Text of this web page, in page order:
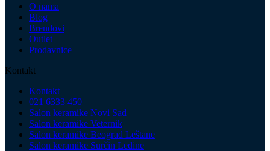
O nama
Blog
Brendovi
Outlet
Prodavnice
Kontakt
Kontakt
021 6333 450
Salon keramike Novi Sad
Salon keramike Veternik
Salon keramike Beograd Leštane
Salon keramike Surčin Ledine